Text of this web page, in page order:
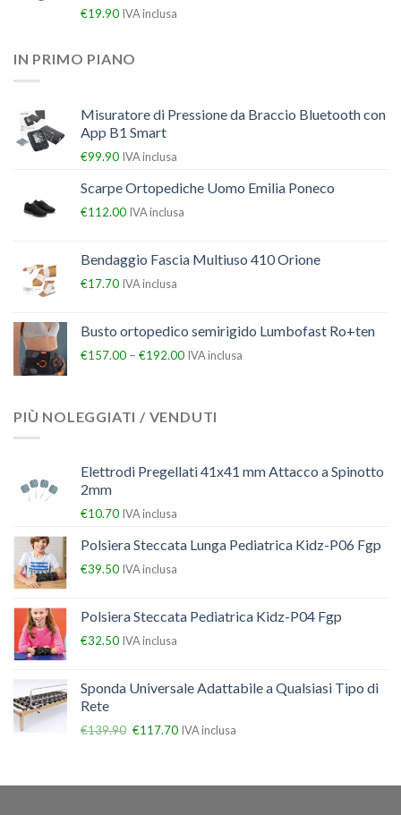
€19.90 IVA inclusa
IN PRIMO PIANO
Misuratore di Pressione da Braccio Bluetooth con
App B1 Smart
€99.90 IVA inclusa
Scarpe Ortopediche Uomo Emilia Poneco
€112.00 IVA inclusa
Bendaggio Fascia Multiuso 410 Orione
€17.70 IVA inclusa
Busto ortopedico semirigido Lumbofast Ro+ten
€157.00 – €192.00 IVA inclusa
PIÙ NOLEGGIATI / VENDUTI
Elettrodi Pregellati 41x41 mm Attacco a Spinotto
2mm
€10.70 IVA inclusa
Polsiera Steccata Lunga Pediatrica Kidz-P06 Fgp
€39.50 IVA inclusa
Polsiera Steccata Pediatrica Kidz-P04 Fgp
€32.50 IVA inclusa
Sponda Universale Adattabile a Qualsiasi Tipo di
Rete
€139.90 €117.70 IVA inclusa